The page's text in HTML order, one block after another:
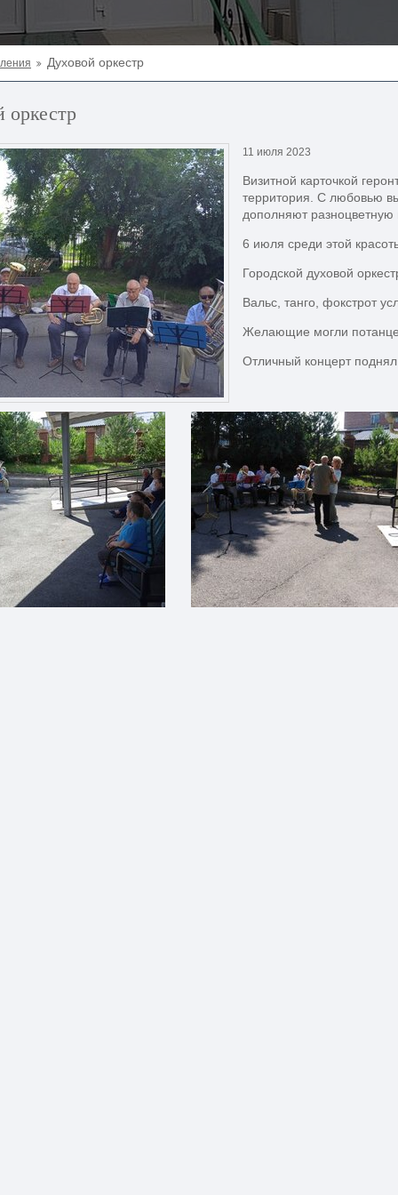
Духовой оркестр
оркестр
11 июля 2023
Визитной карточкой
территория. С любовью
дополняют разноцветную
6 июля среди этой
Городской духовой
Вальс, танго, фокстрот
Желающие могли
Отличный концерт